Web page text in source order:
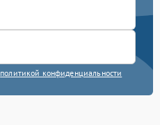
политикой конфиденциальности